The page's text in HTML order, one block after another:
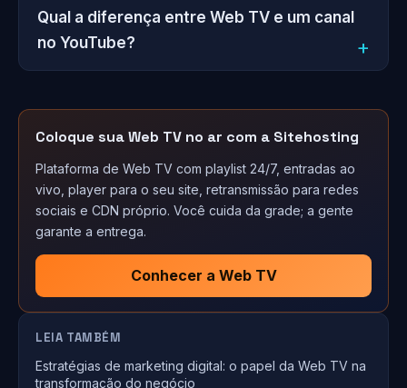
Qual a diferença entre Web TV e um canal
no YouTube?
Coloque sua Web TV no ar com a Sitehosting
Plataforma de Web TV com playlist 24/7, entradas ao
vivo, player para o seu site, retransmissão para redes
sociais e CDN próprio. Você cuida da grade; a gente
garante a entrega.
Conhecer a Web TV
LEIA TAMBÉM
Estratégias de marketing digital: o papel da Web TV na
transformação do negócio